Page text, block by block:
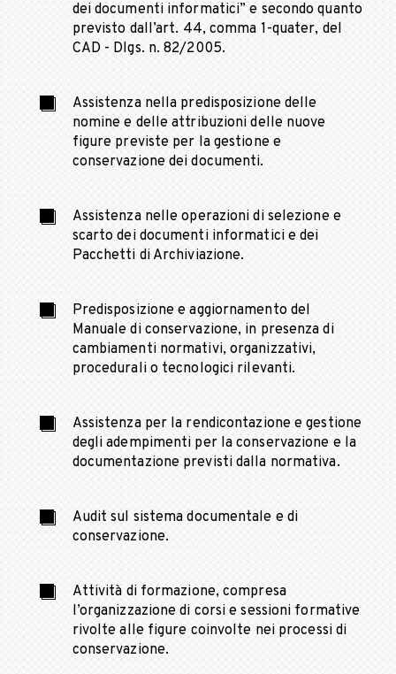
dei documenti informatici” e secondo quanto
previsto dall’art. 44, comma 1-quater, del
CAD - Dlgs. n. 82/2005.
Assistenza nella predisposizione delle
nomine e delle attribuzioni delle nuove
figure previste per la gestione e
conservazione dei documenti.
Assistenza nelle operazioni di selezione e
scarto dei documenti informatici e dei
Pacchetti di Archiviazione.
Predisposizione e aggiornamento del
Manuale di conservazione, in presenza di
cambiamenti normativi, organizzativi,
procedurali o tecnologici rilevanti.
Assistenza per la rendicontazione e gestione
degli adempimenti per la conservazione e la
documentazione previsti dalla normativa.
Audit sul sistema documentale e di
conservazione.
Attività di formazione, compresa
l’organizzazione di corsi e sessioni formative
rivolte alle figure coinvolte nei processi di
conservazione.